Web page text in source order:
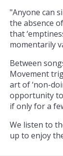
"Anyone can
the absence
that
momentarily
Between
Movement
art of ‘non-
opportunity
if only for a
We listen to
up to enjoy